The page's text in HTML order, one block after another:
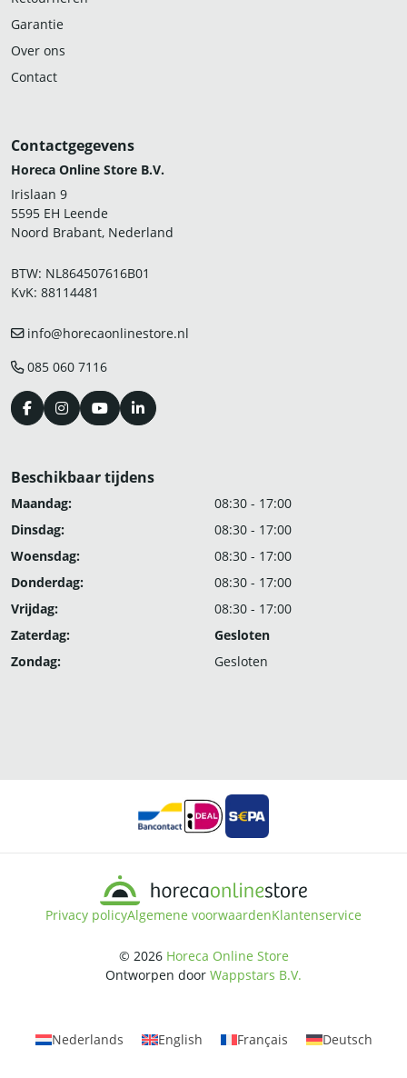
Garantie
Over ons
Contact
Contactgegevens
Horeca Online Store B.V.
Irislaan 9
5595 EH Leende
Noord Brabant, Nederland
BTW: NL864507616B01
KvK: 88114481
info@horecaonlinestore.nl
085 060 7116
Beschikbaar tijdens
Maandag:
08:30 - 17:00
Dinsdag:
08:30 - 17:00
Woensdag:
08:30 - 17:00
Donderdag:
08:30 - 17:00
Vrijdag:
08:30 - 17:00
Zaterdag:
Gesloten
Zondag:
Gesloten
Privacy policyAlgemene voorwaardenKlantenservice
© 2026 Horeca Online Store
Ontworpen door Wappstars B.V.
Nederlands English Français Deutsch